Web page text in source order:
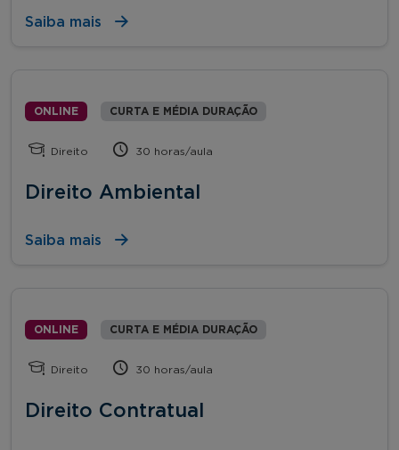
Saiba mais
ONLINE CURTA E MÉDIA DURAÇÃO
Direito 30 horas/aula
Direito Ambiental
Saiba mais
ONLINE CURTA E MÉDIA DURAÇÃO
Direito 30 horas/aula
Direito Contratual